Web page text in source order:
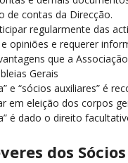
de contas da Direcção.
regularmente das
opiniões e requerer
que a
Gerais
e “sócios auxiliares” é
em eleição dos corpos
é dado o direito
dos Sócios